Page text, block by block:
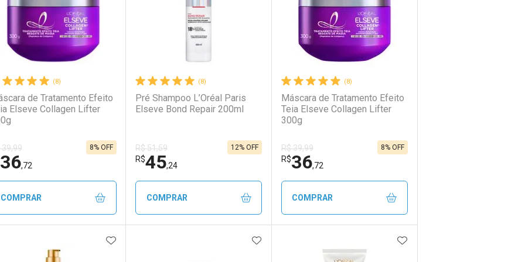
(8)
de Tratamento Efeito
Elseve Collagen Lifter
39,99
36,72
8% OFF
COMPRAR
FECHAR
FECHAR
(8)
Pré Shampoo L’Oréal Paris
Elseve Bond Repair 200ml
R$ 51,59
R$45,24
12% OFF
COMPRAR
FECHAR
FECHAR
(8)
Máscara de Tratamento Efeito
Teia Elseve Collagen Lifter
300g
R$ 39,99
R$36,72
8% OFF
COMPRAR
FECHAR
FECHAR
ADICIONAR AOS FAVORITOS ADICIONAR AOS FAVORITOS ADICIONAR AOS